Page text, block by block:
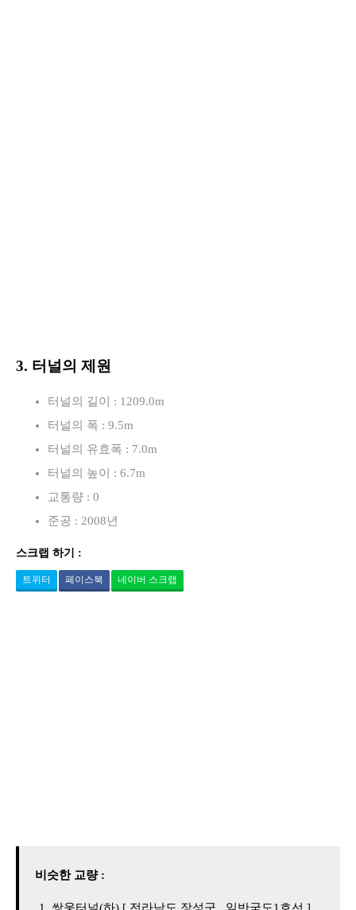
3. 터널의 제원
터널의 길이 : 1209.0m
터널의 폭 : 9.5m
터널의 유효폭 : 7.0m
터널의 높이 : 6.7m
교통량 : 0
준공 : 2008년
스크랩 하기 :
트위터 페이스북 네이버 스크랩
비슷한 교량 :